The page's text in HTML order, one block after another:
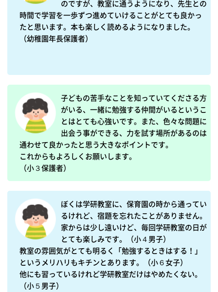
のですが、教室に通うようになり、先生との
時間で学習を一歩ずつ進めていけることがとても良かっ
たと思います。本も楽しく読めるようになりました。
（幼稚園年長保護者）
子どもの苦手なことを知っていてくださる方
がいる、一緒に勉強する仲間がいるというこ
とはとても心強いです。また、色々な問題に
出会う事ができる、力を試す場所があるのは
通わせて良かったと思う大きなポイントです。
これからもよろしくお願いします。
（小３保護者）
ぼくは学研教室に、保育園の時から通ってい
るけれど、宿題を忘れたことがありません。
家からは少し遠いけど、毎回学研教室の日が
とても楽しみです。（小４男子）
教室の雰囲気がとても明るく「勉強するときはする！」
というメリハリもキチンとあります。（小６女子）
他にも習っているけれど学研教室だけはやめたくない。
（小５男子）